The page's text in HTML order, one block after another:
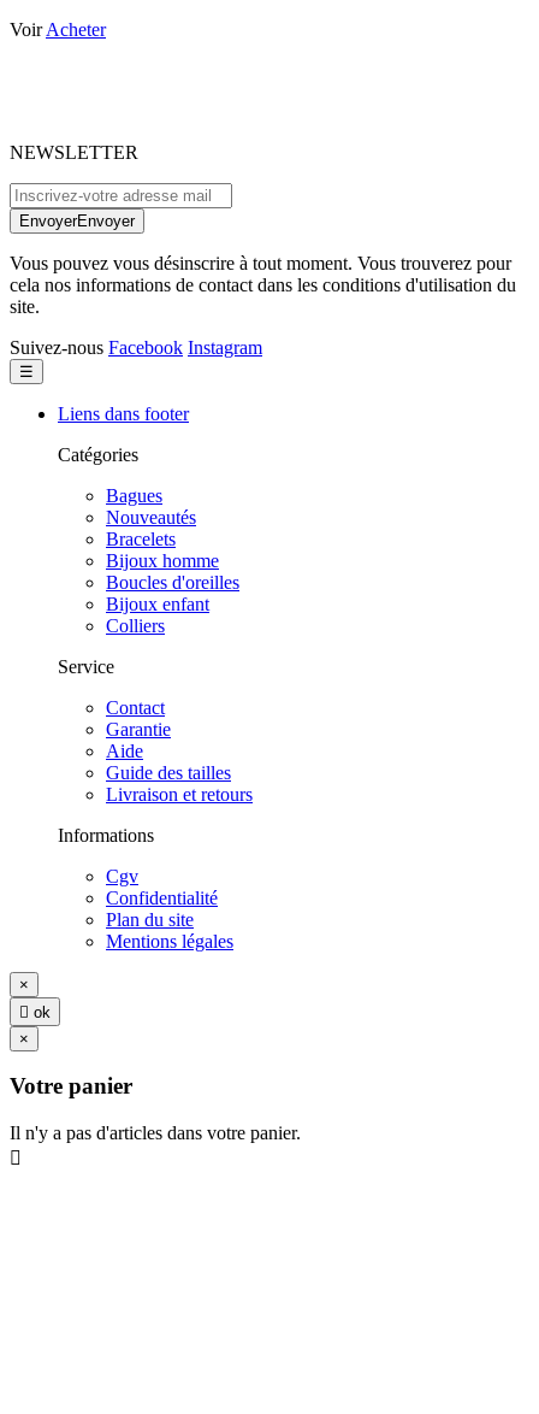
VoirAcheter
NEWSLETTER
EnvoyerEnvoyer
Vous pouvez vous désinscrire à tout moment. Vous trouverez pour
cela nos informations de contact dans les conditions d'utilisation du
site.
Suivez-nous Facebook Instagram
Basculer
la
navigation
☰
Liens dans footer
Catégories
Bagues
Nouveautés
Bracelets
Bijoux homme
Boucles d'oreilles
Bijoux enfant
Colliers
Service
Contact
Garantie
Aide
Guide des tailles
Livraison et retours
Informations
Cgv
Confidentialité
Plan du site
Mentions légales
×
 ok
×
Votre panier
Il n'y a pas d'articles dans votre panier.